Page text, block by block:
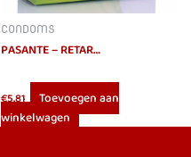
CONDOMS
PASANTE – RETARDANT PRESERVATIVE 3 UNITS
€5.81
Toevoegen aan
winkelwagen